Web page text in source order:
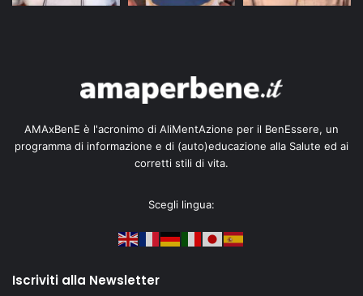
AMAxBenE è l'acronimo di AliMentAzione per il BenEssere, un
programma di informazione e di (auto)educazione alla Salute ed ai
corretti stili di vita.
Scegli lingua:
Iscriviti alla Newsletter